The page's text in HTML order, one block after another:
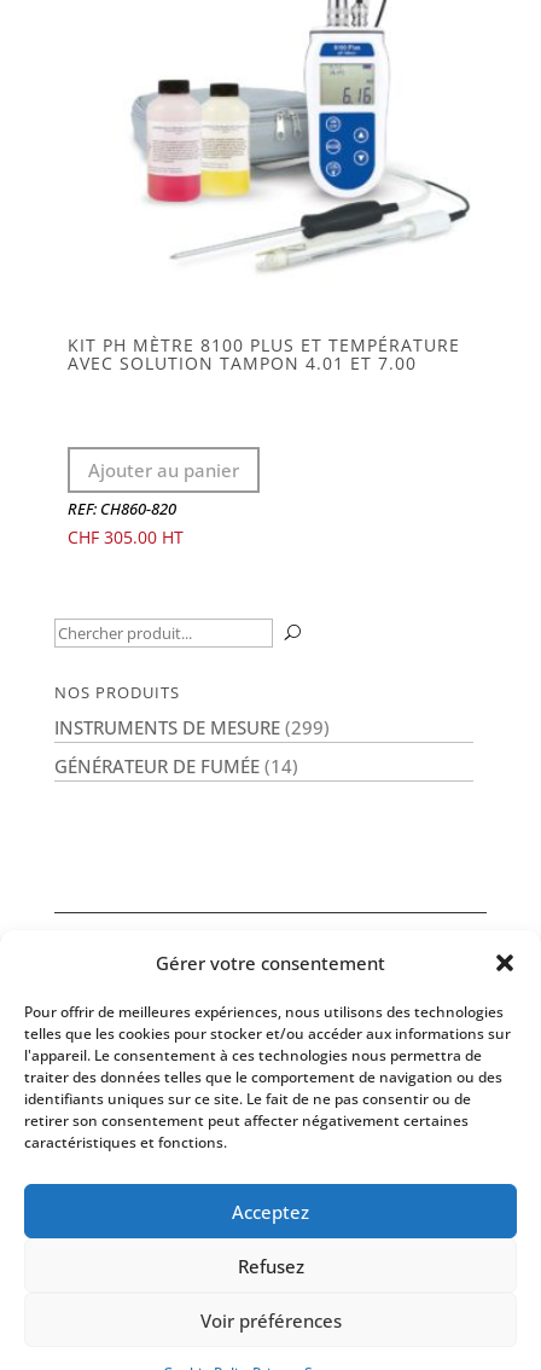
Gérer votre consentement
Pour offrir de meilleures expériences, nous utilisons des technologies
telles que les cookies pour stocker et/ou accéder aux informations sur
l'appareil. Le consentement à ces technologies nous permettra de
traiter des données telles que le comportement de navigation ou des
identifiants uniques sur ce site. Le fait de ne pas consentir ou de
retirer son consentement peut affecter négativement certaines
caractéristiques et fonctions.
Acceptez
Refusez
Voir préférences
KIT PH MÈTRE 8100 PLUS ET TEMPÉRATURE
AVEC SOLUTION TAMPON 4.01 ET 7.00
Ajouter au panier
REF: CH860-820
CHF305.00
Recherche
U
NOS PRODUITS
INSTRUMENTS DE MESURE (299)
GÉNÉRATEUR DE FUMÉE (14)
Nos Services
+41 21 637 12 37 - info(@)thermolab.ch
Copyright © 2019-2024. Tous droits réservés